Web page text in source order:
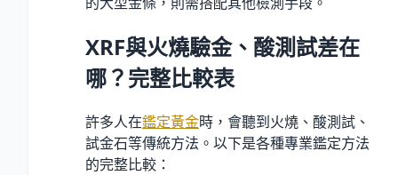
XRF與火燒驗金、酸測試差在
哪？完整比較表
許多人在鑑定黃金時，會聽到火燒、酸測試、
試金石等傳統方法。以下是各種專業鑑定方法
的完整比較：